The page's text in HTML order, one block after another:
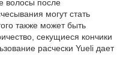
волосы после
могут стать
также может быть
секущиеся кончики
расчески Yueli дает